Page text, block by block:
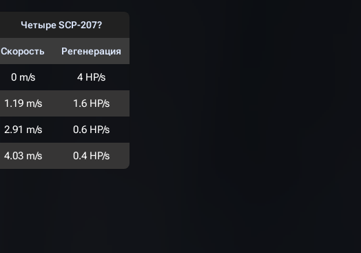
Четыре SCP-207?
Скорость Регенерация
0 m/s 4 HP/s
1.19 m/s 1.6 HP/s
2.91 m/s 0.6 HP/s
4.03 m/s 0.4 HP/s